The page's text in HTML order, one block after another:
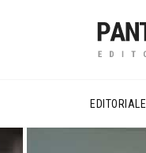
EDITORIALE